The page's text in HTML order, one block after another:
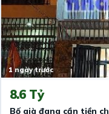
1 ngày trước
8.6 Tỷ
Bố già đang cần tiền